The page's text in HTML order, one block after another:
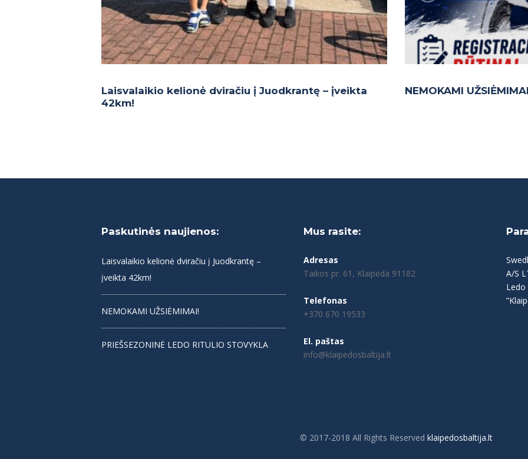
Laisvalaikio kelionė dviračiu į Juodkrantę – įveikta
42km!
NEMOKAMI
Paskutinės naujienos:
Laisvalaikio kelionė dviračiu į Juodkrantę –
įveikta 42km!
NEMOKAMI UŽSIĖMIMAI!
PRIEŠSEZONINĖ LEDO RITULIO STOVYKLA
Mus rasite:
Adresas
Taikos pr. 61, Klaipėda 91182
Telefonas
+370 670 19533
El. paštas
info@klaipedosbaltija.lt
A/S
© 2017-2018 All Rights Reserved klaipedosbaltija.lt